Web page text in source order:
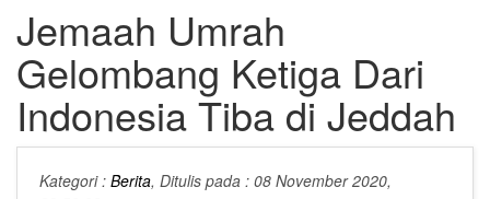
Jemaah Umrah
Gelombang Ketiga Dari
Indonesia Tiba di Jeddah
Kategori : Berita, Ditulis pada : 08 November 2020,